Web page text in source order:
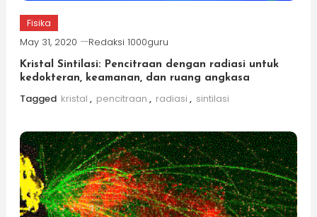
Fisika
May 31, 2020 Redaksi 1000guru
Kristal Sintilasi: Pencitraan dengan radiasi untuk
kedokteran, keamanan, dan ruang angkasa
Tagged kristal , pencitraan , radiasi , sintilasi